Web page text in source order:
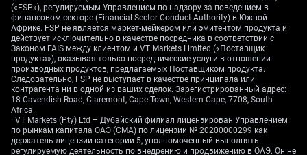
Доллар США, напротив, может получить поддержку:
базовый индекс PCE (Core PCE — базовая инфляция
по личным потребительским расходам, ключевой
показатель инфляции для ФРС) удержался на
уровне 2,9% в годовом выражении. Это повышает
вероятность как минимум одного повышения
ставки на 25 б.п. позже в 2026 году. Последний
отчёт Commitment of Traders (COT — отчёт о
позициях участников фьючерсного рынка)
подтверждает «медвежий» настрой по
(«FSP»), регулируемым Управлением по надзору за поведением в
финансовом секторе (Financial Sector Conduct Authority) в Южной
Африке. FSP не является маркет-мейкером или эмитентом продукта и
действует исключительно в качестве посредника в соответствии с
Законом FAIS между клиентом и VT Markets Limited («Поставщик
продукта»), оказывая только посреднические услуги в отношении
производных продуктов, предлагаемых Поставщиком продукта.
Следовательно, FSP не выступает в качестве принципала или
контрагента ни в одной из ваших сделок. Зарегистрированный адрес:
18 Cavendish Road, Claremont, Cape Town, Western Cape, 7708, South
Africa.
· VT Markets (Pty) Ltd – Дубайский филиал лицензирован Управлением
по рынкам капитала ОАЭ (CMA) по лицензии № 20200000299 как
держатель лицензии категории 5, уполномоченный выполнять
регулируемую деятельность по внедрению и продвижению в ОАЭ. Он не